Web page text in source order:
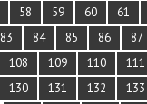
58 59 60 61
83 84 85 86 87
108 109 110 111
130 131 132 133